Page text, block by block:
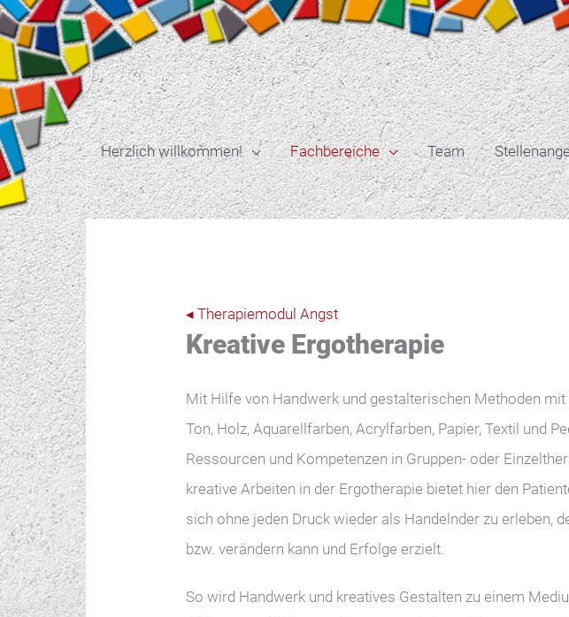
Zum
Inhalt
springen
Herzlich willkommen! Fachbereiche Team
◂ Therapiemodul Angst
Kreative Ergotherapie
Mit Hilfe von Handwerk und gestalterischen Methoden
Ton, Holz, Aquarellfarben, Acrylfarben, Papier, Textil und
Ressourcen und Kompetenzen in Gruppen- oder
kreative Arbeiten in der Ergotherapie bietet hier den
sich ohne jeden Druck wieder als Handelnder zu erleben,
bzw. verändern kann und Erfolge erzielt.
So wird Handwerk und kreatives Gestalten zu einem